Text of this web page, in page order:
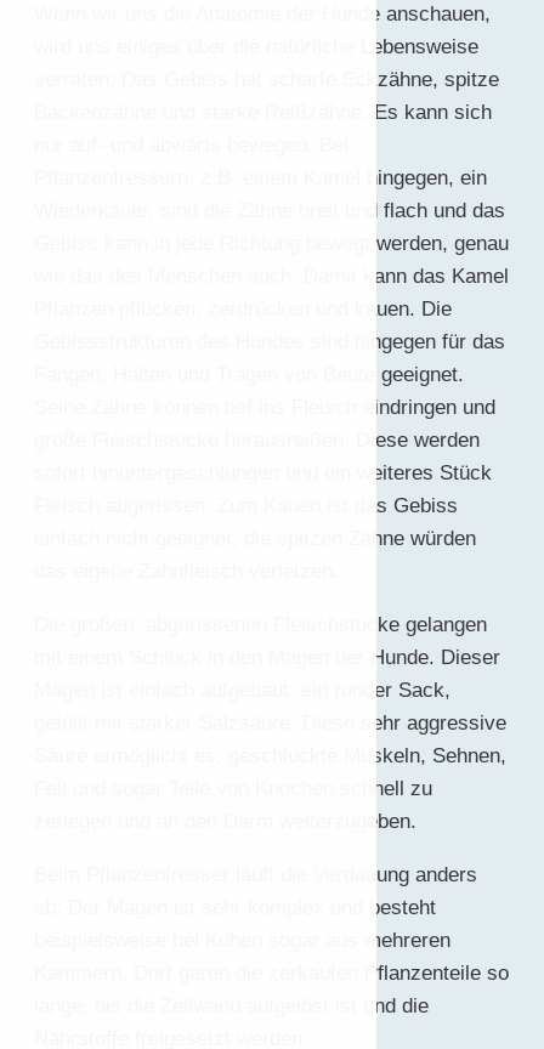
Wenn wir uns die Anatomie der Hunde anschauen,
wird uns einiges über die natürliche Lebensweise
verraten: Das Gebiss hat scharfe Eckzähne, spitze
Backenzähne und starke Reißzähne. Es kann sich
Pflanzenfressern, z.B. einem Kamel hingegen, ein
Wiederkäuer, sind die Zähne breit und flach und das
Gebiss kann in jede Richtung bewegt werden, genau
wie das des Menschen auch. Damit kann das Kamel
Pflanzen pflücken, zerdrücken und kauen. Die
Gebissstrukturen des Hundes sind hingegen für das
Fangen, Halten und Tragen von Beute geeignet.
Seine Zähne können tief ins Fleisch eindringen und
große Fleischstücke herausreißen. Diese werden
sofort hinuntergeschlungen und ein weiteres Stück
Fleisch abgerissen. Zum Kauen ist das Gebiss
einfach nicht geeignet, die spitzen Zähne würden
Die großen, abgerissenen Fleischstücke gelangen
mit einem Schluck in den Magen der Hunde. Dieser
Magen ist einfach aufgebaut: ein runder Sack,
gefüllt mit starker Salzsäure. Diese sehr aggressive
Säure ermöglicht es, geschluckte Muskeln, Sehnen,
Fell und sogar Teile von Knochen schnell zu
zerlegen und an den Darm weiterzugeben.
Beim Pflanzenfresser läuft die Verdauung anders
ab: Der Magen ist sehr komplex und besteht
beispielsweise bei Kühen sogar aus mehreren
Kammern. Dort garen die zerkauten Pflanzenteile so
lange, bis die Zellwand aufgelöst ist und die